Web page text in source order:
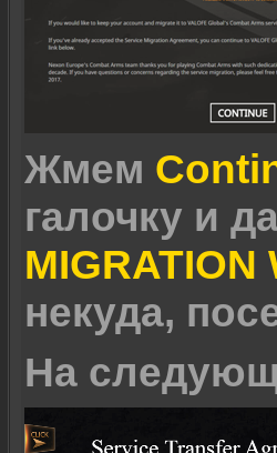
Жмем
галочку и
некуда,
На